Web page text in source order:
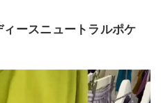
ースニュートラルポケ